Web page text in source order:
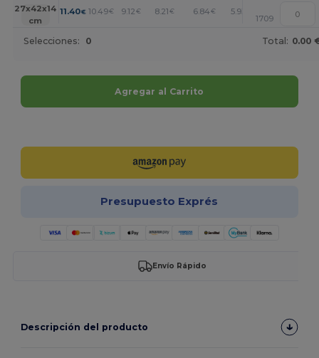
27x42x14
cm
11.40€ 10.49€ 9.12€ 8.21 € 6.84€ 5.93 +
1709
Selecciones: 0 Total: 0.00
Agregar al Carrito
Presupuesto Exprés
Envío Rápido
Descripción del producto